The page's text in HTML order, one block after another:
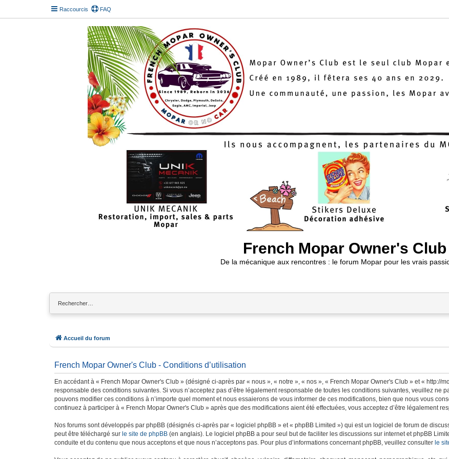
Raccourcis FAQ
French Mopar Owner's Club
De la mécanique aux rencontres : le forum Mopar pour les vrais
Accueil du forum
French Mopar Owner's Club - Conditions d’utilisation
En accédant à « French Mopar Owner's Club » (désigné ci-après par « nous », « notre », « nos », « French Mopar Owner's Club » et « http://
responsable des conditions suivantes. Si vous n’acceptez pas d’être légalement responsable de toutes les conditions suivantes, veuillez ne
pouvons modifier ces conditions à n’importe quel moment et nous essaierons de vous informer de ces modifications, bien que nous vous
continuez à participer à « French Mopar Owner's Club » après que des modifications aient été effectuées, vous acceptez d’être légalement
Nos forums sont développés par phpBB (désignés ci-après par « logiciel phpBB » et « phpBB Limited ») qui est un logiciel de forum de
peut être téléchargé sur le site de phpBB (en anglais). Le logiciel phpBB a pour seul but de faciliter les discussions sur internet et phpBB
conduite et du contenu que nous acceptons et que nous n’acceptons pas. Pour plus d’informations concernant phpBB, veuillez consulter le